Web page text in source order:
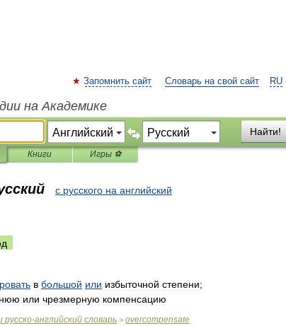
RU
Запомнить сайт Словарь на свой сайт
на Академике
Найти!
Книги Игры ⚽
с русского на английский
в большой или избыточной степени;
или чрезмерную компенсацию
русско-английский словарь > overcompensate